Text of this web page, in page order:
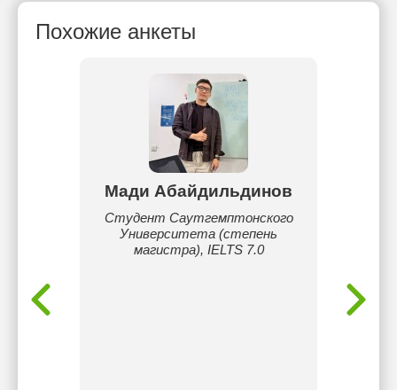
Похожие анкеты
Мади Абайдильдинов
Студент Саутгемптонского
Университета (степень
магистра), IELTS 7.0